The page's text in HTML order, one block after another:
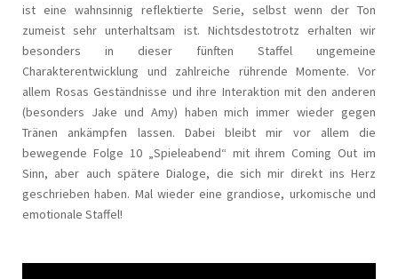
ist eine wahnsinnig reflektierte Serie, selbst wenn der Ton
zumeist sehr unterhaltsam ist. Nichtsdestotrotz erhalten wir
besonders in dieser fünften Staffel ungemeine
Charakterentwicklung und zahlreiche rührende Momente. Vor
allem Rosas Geständnisse und ihre Interaktion mit den anderen
(besonders Jake und Amy) haben mich immer wieder gegen
Tränen ankämpfen lassen. Dabei bleibt mir vor allem die
bewegende Folge 10 „Spieleabend“ mit ihrem Coming Out im
Sinn, aber auch spätere Dialoge, die sich mir direkt ins Herz
geschrieben haben. Mal wieder eine grandiose, urkomische und
emotionale Staffel!